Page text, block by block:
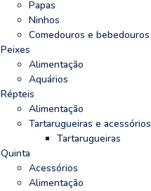
Papas
Ninhos
Comedouros e bebedouros
Peixes
Alimentação
Aquários
Répteis
Alimentação
Tartarugueiras e acessórios
Tartarugueiras
Quinta
Acessórios
Alimentação